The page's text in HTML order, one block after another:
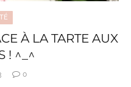
À LA TARTE AUX
! ^_^
0